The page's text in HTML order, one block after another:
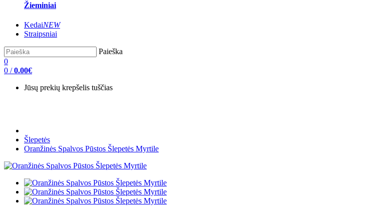
Žieminiai
KedaiNEW
Straipsniai
Paieška
0
0 / 0.00€
Jūsų prekių krepšelis tuščias
Šlepetės
Oranžinės Spalvos Pūstos Šlepetės Myrtile